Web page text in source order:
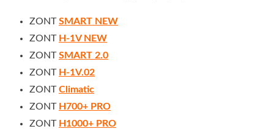
ZONTSMART NEW
ZONT H-1V NEW
ZONTSMART 2.0
ZONT H-1V.02
ZONTClimatic
ZONT H700+ PRO
ZONT H1000+ PRO